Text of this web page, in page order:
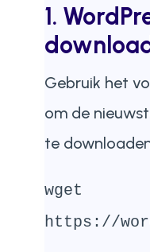
1.
Gebruik het
om de
te
wget
https://